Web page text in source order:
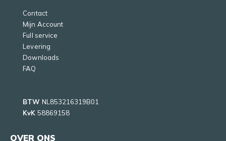
Contact
Mijn Account
Full service
Levering
Downloads
FAQ
BTW NL853216319B01
KvK 58869158
OVER ONS